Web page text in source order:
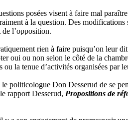
posées visent à faire mal
à la question. Des
l’opposition.
rien à faire puisqu’on leur
oui ou non selon le côté de la
ou la tenue d’activités organisées par
politicologue Don Desserud de se
rapport Desserud, Propositions de